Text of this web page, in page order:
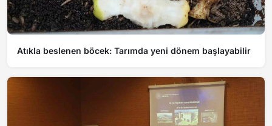
Atıkla beslenen böcek: Tarımda yeni dönem başlayabilir